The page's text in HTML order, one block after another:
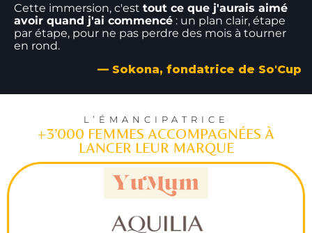
Cette immersion, c'est tout ce que j'aurais aimé
avoir quand j'ai commencé : un plan clair, étape
par étape, pour ne pas perdre des mois à tourner
en rond.
— Sokona, fondatrice de So'Cup
L’ÉMANCIPATRICE
+3’000 FEMMES ACCOMPAGNÉES À
LANCER LEUR MARQUE